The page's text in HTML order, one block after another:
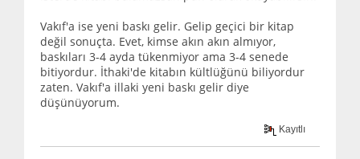
Vakıf'a ise yeni baskı gelir. Gelip geçici bir kitap
değil sonuçta. Evet, kimse akın akın almıyor,
baskıları 3-4 ayda tükenmiyor ama 3-4 senede
bitiyordur. İthaki'de kitabın kültlüğünü biliyordur
zaten. Vakıf'a illaki yeni baskı gelir diye
düşünüyorum.
Kayıtlı